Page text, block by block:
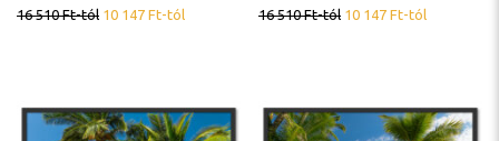
16 510Ft-tól 10 147 Ft-tól 16 510Ft-tól 10 147 Ft-tól